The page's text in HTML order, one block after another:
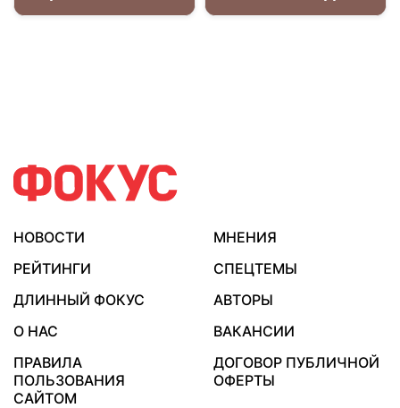
НОВОСТИ
МНЕНИЯ
РЕЙТИНГИ
СПЕЦТЕМЫ
ДЛИННЫЙ ФОКУС
АВТОРЫ
О НАС
ВАКАНСИИ
ПРАВИЛА
ПОЛЬЗОВАНИЯ
САЙТОМ
ДОГОВОР ПУБЛИЧНОЙ
ОФЕРТЫ